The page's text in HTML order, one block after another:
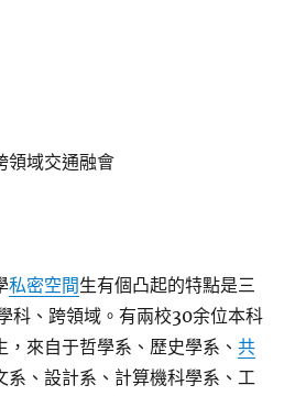
領域交通融會
私密空間生有個凸起的特點是三
科、跨領域。有兩校30余位本科
，來自于哲學系、歷史學系、共
系、設計系、計算機科學系、工